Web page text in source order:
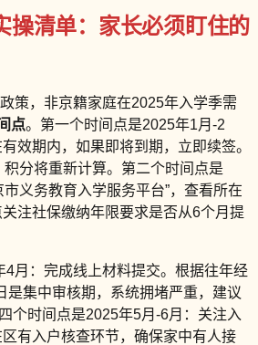
操清单：家长必须盯住的
策，非京籍家庭在2025年入学季需
点。第一个时间点是2025年1月-2
效期内，如果即将到期，立即续签。
分将重新计算。第二个时间点是
义务教育入学服务平台”，查看所在
注社保缴纳年限要求是否从6个月提
4月：完成线上材料提交。根据往年经
是集中审核期，系统拥堵严重，建议
个时间点是2025年5月-6月：关注入
有入户核查环节，确保家中有人接